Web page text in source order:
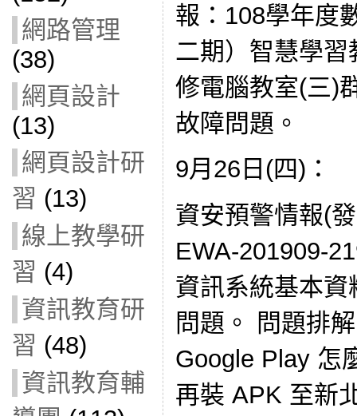
網路管理
(38)
網頁設計
(13)
網頁設計研
習 (13)
線上教學研
習 (4)
資訊教育研
習 (48)
資訊教育輔
報：108學年度
二期）智慧學
修電腦教室(三)
故障問題。
9月26日(四)：
資安預警情報(
EWA-201909-
資訊系統基本
問題。 問題排
Google Play 怎
再裝 APK 至新